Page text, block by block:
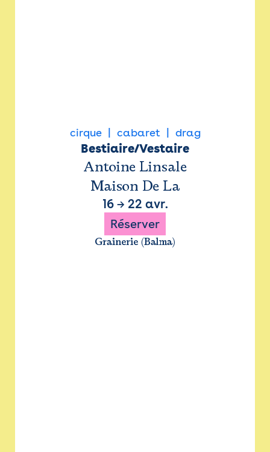
cirque cabaret drag
Bestiaire/Vestaire
Antoine Linsale
Maison De La
16→ 22 avr.
Réserver
Grainerie (Balma)